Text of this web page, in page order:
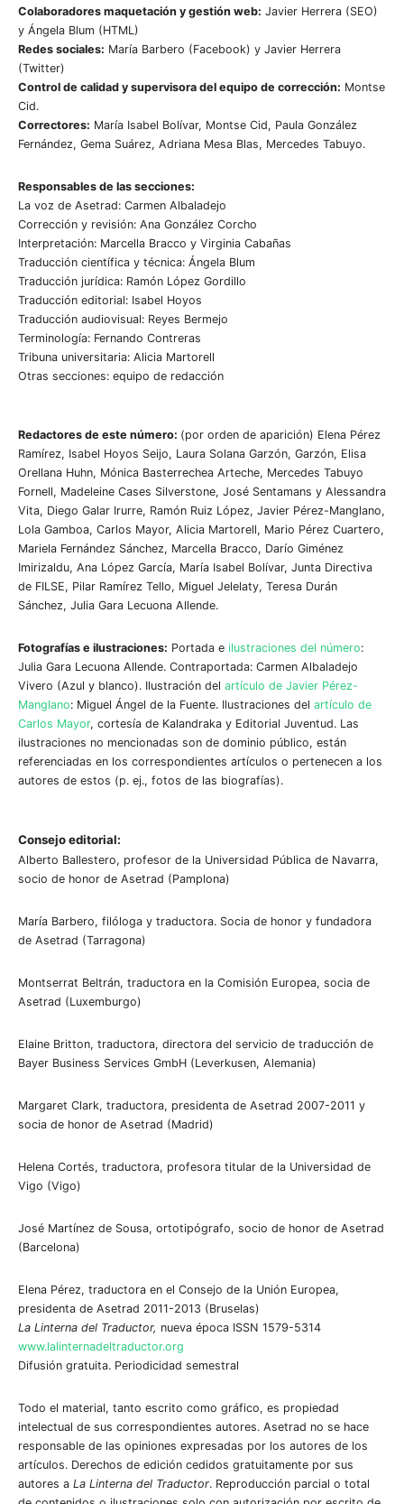
Colaboradores maquetación y gestión web: Javier Herrera (SEO)
y Ángela Blum (HTML)
Redes sociales: María Barbero (Facebook) y Javier Herrera
(Twitter)
Control de calidad y supervisora del equipo de corrección: Montse
Cid.
Correctores: María Isabel Bolívar, Montse Cid, Paula González
Fernández, Gema Suárez, Adriana Mesa Blas, Mercedes Tabuyo.
Responsables de las secciones:
La voz de Asetrad: Carmen Albaladejo
Corrección y revisión: Ana González Corcho
Interpretación: Marcella Bracco y Virginia Cabañas
Traducción científica y técnica: Ángela Blum
Traducción jurídica: Ramón López Gordillo
Traducción editorial: Isabel Hoyos
Traducción audiovisual: Reyes Bermejo
Terminología: Fernando Contreras
Tribuna universitaria: Alicia Martorell
Otras secciones: equipo de redacción
Redactores de este número: (por orden de aparición) Elena Pérez
Ramírez, Isabel Hoyos Seijo, Laura Solana Garzón, Garzón, Elisa
Orellana Huhn, Mónica Basterrechea Arteche, Mercedes Tabuyo
Fornell, Madeleine Cases Silverstone, José Sentamans y Alessandra
Vita, Diego Galar Irurre, Ramón Ruiz López, Javier Pérez-Manglano,
Lola Gamboa, Carlos Mayor, Alicia Martorell, Mario Pérez Cuartero,
Mariela Fernández Sánchez, Marcella Bracco, Darío Giménez
Imirizaldu, Ana López García, María Isabel Bolívar, Junta Directiva
de FILSE, Pilar Ramírez Tello, Miguel Jelelaty, Teresa Durán
Sánchez, Julia Gara Lecuona Allende.
Fotografías e ilustraciones: Portada e ilustraciones del número:
Julia Gara Lecuona Allende. Contraportada: Carmen Albaladejo
Vivero (Azul y blanco). Ilustración del artículo de Javier Pérez-
Manglano: Miguel Ángel de la Fuente. Ilustraciones del artículo de
Carlos Mayor, cortesía de Kalandraka y Editorial Juventud. Las
ilustraciones no mencionadas son de dominio público, están
referenciadas en los correspondientes artículos o pertenecen a los
autores de estos (p. ej., fotos de las biografías).
Consejo editorial:
Alberto Ballestero, profesor de la Universidad Pública de Navarra,
socio de honor de Asetrad (Pamplona)
María Barbero, filóloga y traductora. Socia de honor y fundadora
de Asetrad (Tarragona)
Montserrat Beltrán, traductora en la Comisión Europea, socia de
Asetrad (Luxemburgo)
Elaine Britton, traductora, directora del servicio de traducción de
Bayer Business Services GmbH (Leverkusen, Alemania)
Margaret Clark, traductora, presidenta de Asetrad 2007-2011 y
socia de honor de Asetrad (Madrid)
Helena Cortés, traductora, profesora titular de la Universidad de
Vigo (Vigo)
José Martínez de Sousa, ortotipógrafo, socio de honor de Asetrad
(Barcelona)
Elena Pérez, traductora en el Consejo de la Unión Europea,
presidenta de Asetrad 2011-2013 (Bruselas)
La Linterna del Traductor, nueva época ISSN 1579-5314
www.lalinternadeltraductor.org
Difusión gratuita. Periodicidad semestral
Todo el material, tanto escrito como gráfico, es propiedad
intelectual de sus correspondientes autores. Asetrad no se hace
responsable de las opiniones expresadas por los autores de los
artículos. Derechos de edición cedidos gratuitamente por sus
autores a La Linterna del Traductor. Reproducción parcial o total